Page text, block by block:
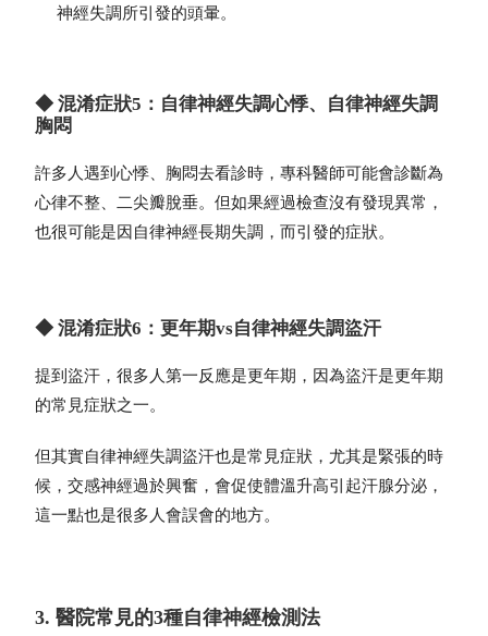
神經失調所引發的頭暈。
◆ 混淆症狀5：自律神經失調心悸、自律神經失調
胸悶
許多人遇到心悸、胸悶去看診時，專科醫師可能會診斷為
心律不整、二尖瓣脫垂。但如果經過檢查沒有發現異常，
也很可能是因自律神經長期失調，而引發的症狀。
◆ 混淆症狀6：更年期vs自律神經失調盜汗
提到盜汗，很多人第一反應是更年期，因為盜汗是更年期
的常見症狀之一。
但其實自律神經失調盜汗也是常見症狀，尤其是緊張的時
候，交感神經過於興奮，會促使體溫升高引起汗腺分泌，
這一點也是很多人會誤會的地方。
3. 醫院常見的3種自律神經檢測法